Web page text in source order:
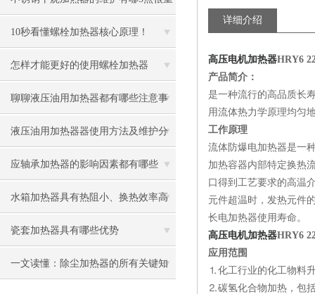
要
10秒看懂螺栓加热器核心原理！
怎样才能更好的使用螺栓加热器
聊聊液压油用加热器都有哪些注意事
项
液压油用加热器器使用方法及维护分
享给大家
应轴承加热器的影响因素都有哪些
呢？
水箱加热器具有热阻小、换热效率高
的优点
瓷套加热器具有哪些优势
一文读懂：除尘加热器的所有关键知
详细介绍
高压电机加热器HRY6
产品简介：
是一种流行的高品质长
用流体热力学原理均匀
工作原理
流体防爆电加热器是一
加热容器内部特定换热
口得到工艺要求的高温
元件超温时，发热元件
长电加热器使用寿命。
高压电机加热器HRY6
应用范围
⒈化工行业的化工物料
⒉碳氢化合物加热，包